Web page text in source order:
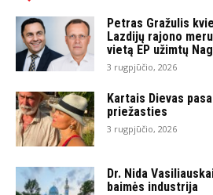
Petras Gražulis
Lazdijų rajono
vietą EP užimtų
3 rugpjūčio, 2026
Kartais Dievas
priežasties
3 rugpjūčio, 2026
Dr. Nida
baimės industrija